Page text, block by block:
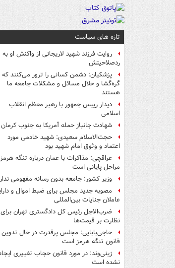
تازه های سیاست
روایت فرزند شهید لاریجانی از واکنش او به
ردصلاحیتش
پزشکیان: دشمن کسانی را ترور می‌کنند که
گره‌گشا و حلال مسائل و مشکلات جامعه ما
هستند
دیدار رییس جمهور با رهبر معظم انقلاب
اسلامی
شهادت جانباز حمله آمریکا به جنوب کرمان
حجت‌الاسلام سعیدی: شهید خادمی مورد
اعتماد و وثوق امام شهید بود
عراقچی: مذاکرات با عمان درباره تنگه
مراحل پایانی است
وزیر کشور: جامعه بدون رسانه مفهومی
مصوبه جدید مجلس برای ضبط اموال و
عاملان جنایات بین‌المللی
ضرب‌الاجل رئیس کل دادگستری تهران برای
نظارت بر قیمت‌ها
حاجی‌بابایی: مجلس پرقدرت در حال تدوین
قانون تنگه هرمز است
زینی‌وند: در مورد قانون حجاب تغییری
نشده است